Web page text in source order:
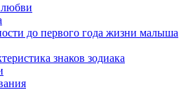
до первого года жизни малыша
знаков зодиака